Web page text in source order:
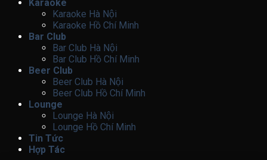
Karaoke
Karaoke Hà Nội
Karaoke Hồ Chí Minh
Bar Club
Bar Club Hà Nội
Bar Club Hồ Chí Minh
Beer Club
Beer Club Hà Nội
Beer Club Hồ Chí Minh
Lounge
Lounge Hà Nội
Lounge Hồ Chí Minh
Tin Tức
Hợp Tác